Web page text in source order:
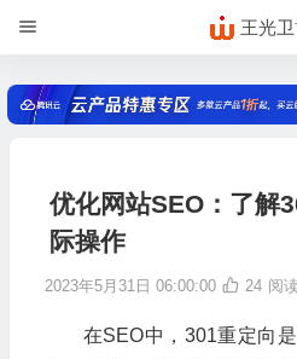
王光
优化网站SEO：了解
际操作
2023年5月31日 06:00:00 24 阅
在SEO中，301重定向